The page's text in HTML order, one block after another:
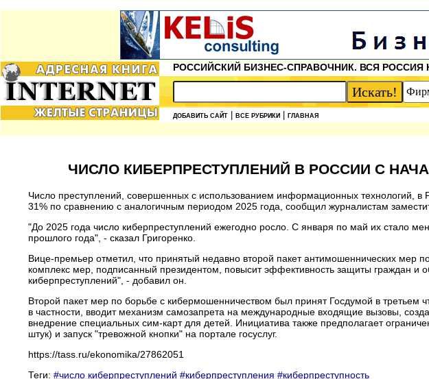
РОССИЙСКИЙ БИЗНЕС-СПРАВОЧНИК. ВСЯ РОССИЯ
ДОБАВИТЬ САЙТ ВСЕ РУБРИКИ ГЛАВНАЯ
ЧИСЛО КИБЕРПРЕСТУПЛЕНИЙ В РОССИИ С
Число преступлений, совершенных с использованием информационных технологий, в
31% по сравнению с аналогичным периодом 2025 года, сообщил журналистам
"До 2025 года число киберпреступлений ежегодно росло. С января по май их стало
прошлого года", - сказал Григоренко.
Вице-премьер отметил, что принятый недавно второй пакет антимошеннических мер
комплекс мер, подписанный президентом, повысит эффективность защиты граждан и
киберпреступлений", - добавил он.
Второй пакет мер по борьбе с кибермошенничеством был принят Госдумой в третьем
в частности, вводит механизм самозапрета на международные входящие вызовы,
внедрение специальных сим-карт для детей. Инициатива также предполагает
штук) и запуск "тревожной кнопки" на портале госуслуг.
https://tass.ru/ekonomika/27862051
Теги: #число киберпреступлений #киберпреступления #киберпреступность